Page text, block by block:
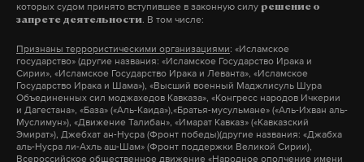
осуществления экстремистской деятельности,
направления представлений и проведение
профилактических бесед, Управленческий центр
«Свидетелей Иеговы» не только не прекращает
занятия экстремистской деятельностью, но и
продолжает настаивать, что указанная
деятельность таковой не является», —
которых судом принято вступившее в законную силу решение о
запрете деятельности. В том числе:
Признаны террористическими организациями: «Исламское
государство» (другие названия: «Исламское Государство Ирака и
Сирии», «Исламское Государство Ирака и Леванта», «Исламское
Государство Ирака и Шама»), «Высший военный Маджлисуль Шура
Объединенных сил моджахедов Кавказа», «Конгресс народов Ичкерии
и Дагестана», «База» («Аль-Каида»),«Братья-мусульмане» («Аль-Ихван аль-
Муслимун»), «Движение Талибан», «Имарат Кавказ» («Кавказский
Эмират»), Джебхат ан-Нусра (Фронт победы)(другие названия: «Джабха
аль-Нусра ли-Ахль аш-Шам» (Фронт поддержки Великой Сирии),
Всероссийское общественное движение «Народное ополчение имени